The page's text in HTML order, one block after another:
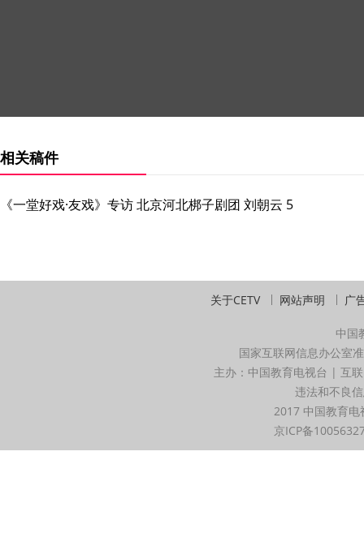
相关稿件
《一堂好戏·友戏》专访 北京河北梆子剧团 刘朝云 5
关于CETV 网站声明 广
中国
国家互联网信息办公室
主办：中国教育电视台 | 互
违法和不良
2017 中国教育
京ICP备